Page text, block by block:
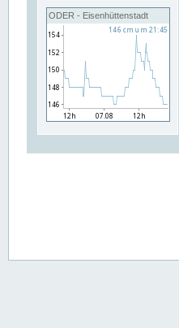
ODER - Eisenhüttenstadt